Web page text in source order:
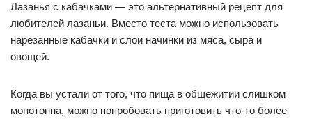
Лазанья с кабачками — это альтернативный рецепт для
любителей лазаньи. Вместо теста можно использовать
нарезанные кабачки и слои начинки из мяса, сыра и
овощей.
Когда вы устали от того, что пища в общежитии слишком
монотонна, можно попробовать приготовить что-то более